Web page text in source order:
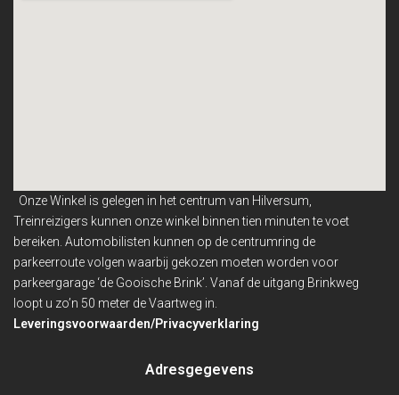
Onze Winkel is gelegen in het centrum van Hilversum,
Treinreizigers kunnen onze winkel binnentien minuten te voet
bereiken. Automobilisten kunnen op de centrumring de
parkeerroute volgen waarbij gekozen moeten worden voor
parkeergarage ‘de Gooische Brink’. Vanaf de uitgang Brinkweg
loopt u zo’n 50 meter de Vaartweg in.
Leveringsvoorwaarden/Privacyverklaring
Adresgegevens